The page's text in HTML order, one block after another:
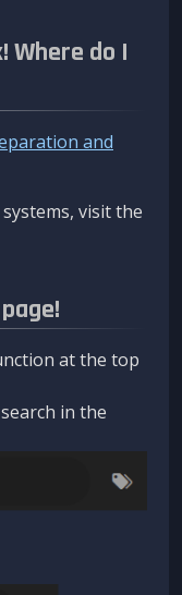
Where do I
and
visit the
at the top
in the